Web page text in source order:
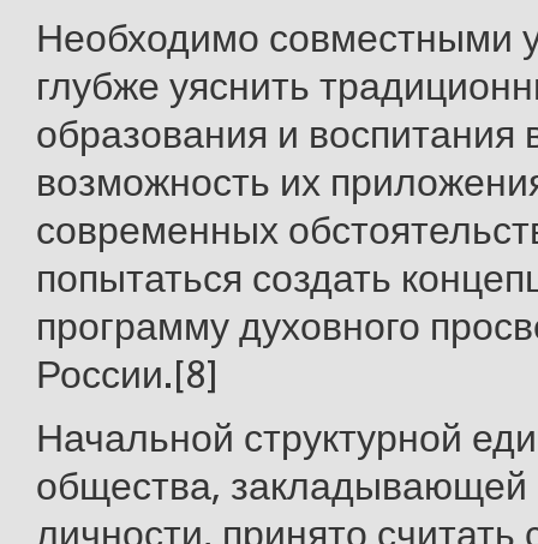
Необходимо совместными
глубже уяснить
образования и воспитания
возможность их
современных
попытаться создать
программу духовного
России.[8]
Начальной структурной
общества, закладывающей
личности, принято